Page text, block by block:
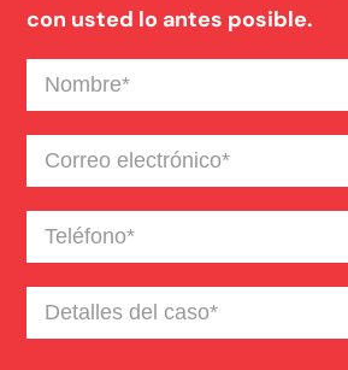
con usted lo antes posible.
Nombre(Required)
Correo
electrónico(Required)
Teléfono(Required)
Detalles
del